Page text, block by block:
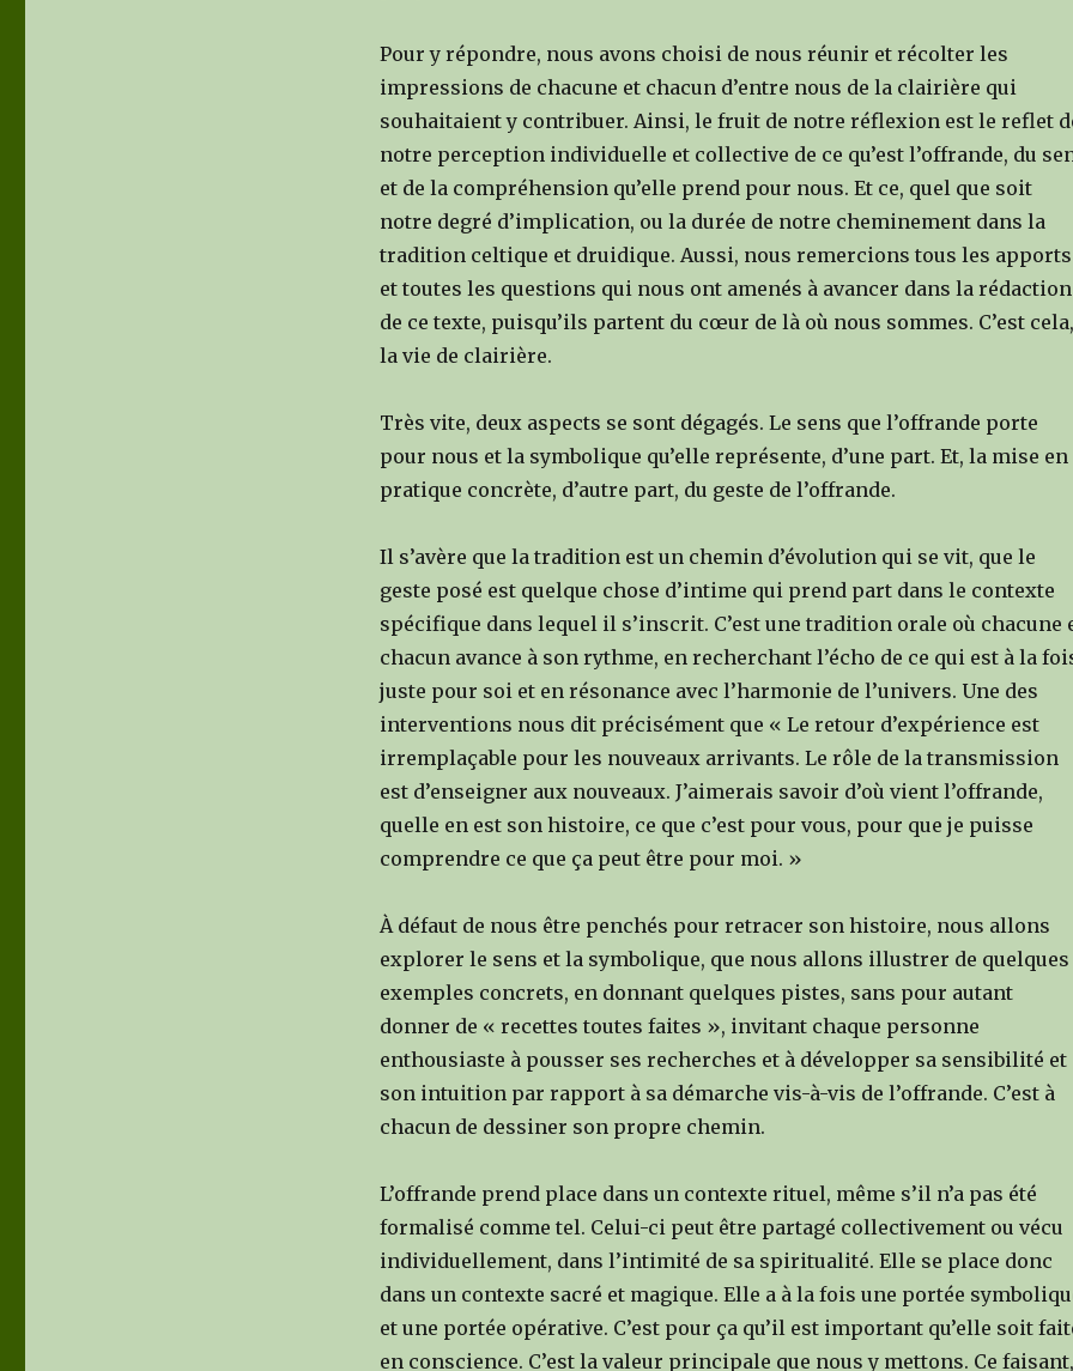
Pour y répondre, nous avons choisi de nous réunir et récolter les
impressions de chacune et chacun d’entre nous de la clairière qui
souhaitaient y contribuer. Ainsi, le fruit de notre réflexion est le reflet
notre perception individuelle et collective de ce qu’est l’offrande, du
et de la compréhension qu’elle prend pour nous. Et ce, quel que soit
notre degré d’implication, ou la durée de notre cheminement dans la
tradition celtique et druidique. Aussi, nous remercions tous les apports
et toutes les questions qui nous ont amenés à avancer dans la rédaction
de ce texte, puisqu’ils partent du cœur de là où nous sommes. C’est cela,
la vie de clairière.
Très vite, deux aspects se sont dégagés. Le sens que l’offrande porte
pour nous et la symbolique qu’elle représente, d’une part. Et, la mise en
pratique concrète, d’autre part, du geste de l’offrande.
Il s’avère que la tradition est un chemin d’évolution qui se vit, que le
geste posé est quelque chose d’intime qui prend part dans le contexte
spécifique dans lequel il s’inscrit. C’est une tradition orale où chacune
chacun avance à son rythme, en recherchant l’écho de ce qui est à la
juste pour soi et en résonance avec l’harmonie de l’univers. Une des
interventions nous dit précisément que « Le retour d’expérience est
irremplaçable pour les nouveaux arrivants. Le rôle de la transmission
est d’enseigner aux nouveaux. J’aimerais savoir d’où vient l’offrande,
quelle en est son histoire, ce que c’est pour vous, pour que je puisse
comprendre ce que ça peut être pour moi. »
À défaut de nous être penchés pour retracer son histoire, nous allons
explorer le sens et la symbolique, que nous allons illustrer de quelques
exemples concrets, en donnant quelques pistes, sans pour autant
donner de « recettes toutes faites », invitant chaque personne
enthousiaste à pousser ses recherches et à développer sa sensibilité et
son intuition par rapport à sa démarche vis-à-vis de l’offrande. C’est à
chacun de dessiner son propre chemin.
L’offrande prend place dans un contexte rituel, même s’il n’a pas été
formalisé comme tel. Celui-ci peut être partagé collectivement ou vécu
individuellement, dans l’intimité de sa spiritualité. Elle se place donc
dans un contexte sacré et magique. Elle a à la fois une portée
et une portée opérative. C’est pour ça qu’il est important qu’elle soit
en conscience. C’est la valeur principale que nous y mettons. Ce faisant,